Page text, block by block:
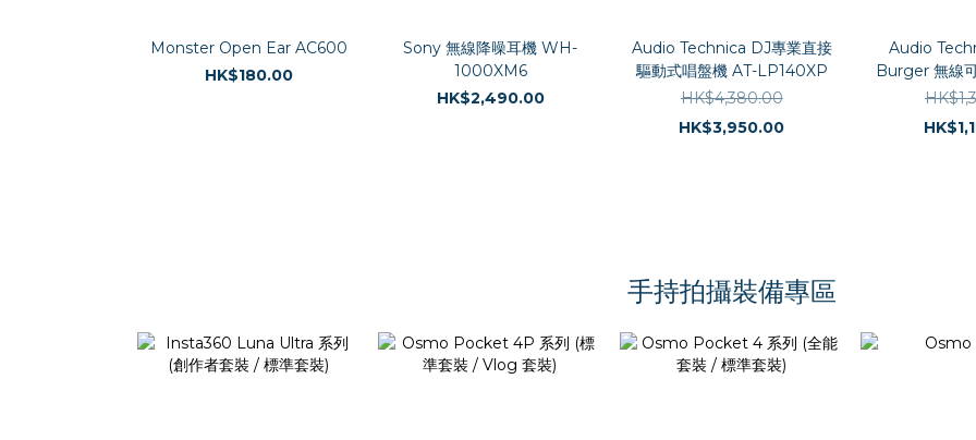
Monster Open Ear AC600
HK$180.00
Sony 無線降噪耳機 WH-
1000XM6
HK$2,490.00
Audio Technica DJ專業直接
驅動式唱盤機 AT-LP140XP
HK$4,380.00
HK$3,950.00
Audio
Burger 無線
機
手持拍攝裝備專區